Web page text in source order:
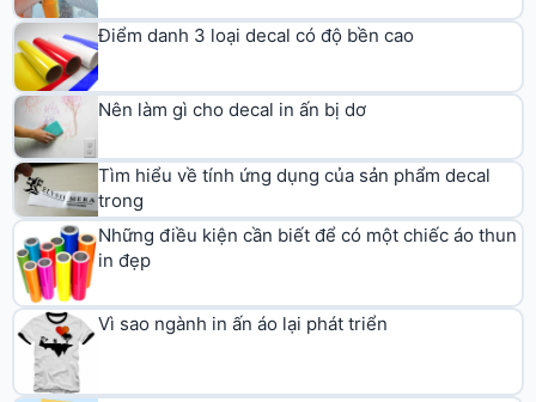
Điểm danh 3 loại decal có độ bền cao
Nên làm gì cho decal in ấn bị dơ
Tìm hiểu về tính ứng dụng của sản phẩm decal
trong
Những điều kiện cần biết để có một chiếc áo thun
in đẹp
Vì sao ngành in ấn áo lại phát triển